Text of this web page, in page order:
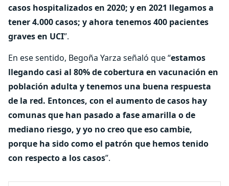
casos hospitalizados en 2020; y en 2021 llegamos a
tener 4.000 casos; y ahora tenemos 400 pacientes
graves en UCI”.
En ese sentido, Begoña Yarza señaló que “estamos
llegando casi al 80% de cobertura en vacunación en
población adulta y tenemos una buena respuesta
de la red. Entonces, con el aumento de casos hay
comunas que han pasado a fase amarilla o de
mediano riesgo, y yo no creo que eso cambie,
porque ha sido como el patrón que hemos tenido
con respecto a los casos”.